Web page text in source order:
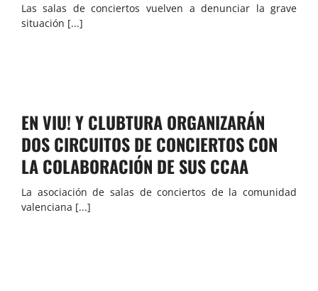
Las salas de conciertos vuelven a denunciar la grave
situación [...]
EN VIU! Y CLUBTURA ORGANIZARÁN
DOS CIRCUITOS DE CONCIERTOS CON
LA COLABORACIÓN DE SUS CCAA
La asociación de salas de conciertos de la comunidad
valenciana [...]